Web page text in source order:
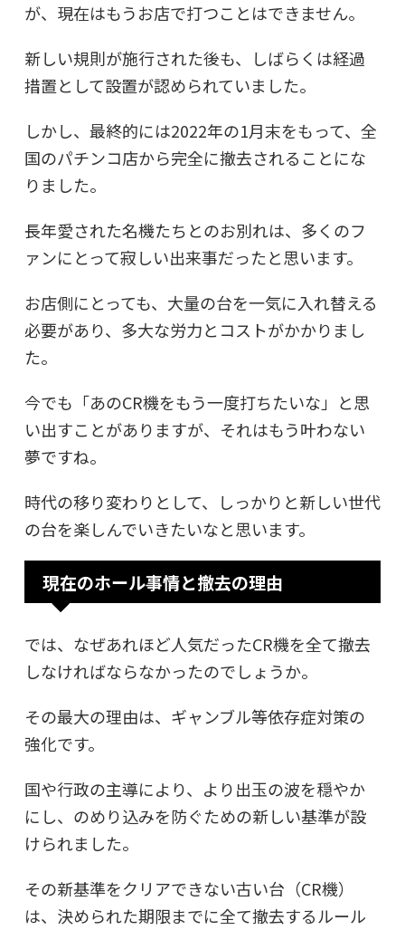
が、現在はもうお店で打つことはできません。
新しい規則が施行された後も、しばらくは経過
措置として設置が認められていました。
しかし、最終的には2022年の1月末をもって、全
国のパチンコ店から完全に撤去されることにな
りました。
長年愛された名機たちとのお別れは、多くのフ
ァンにとって寂しい出来事だったと思います。
お店側にとっても、大量の台を一気に入れ替える
必要があり、多大な労力とコストがかかりまし
た。
今でも「あのCR機をもう一度打ちたいな」と思
い出すことがありますが、それはもう叶わない
夢ですね。
時代の移り変わりとして、しっかりと新しい世代
の台を楽しんでいきたいなと思います。
現在のホール事情と撤去の理由
では、なぜあれほど人気だったCR機を全て撤去
しなければならなかったのでしょうか。
その最大の理由は、ギャンブル等依存症対策の
強化です。
国や行政の主導により、より出玉の波を穏やか
にし、のめり込みを防ぐための新しい基準が設
けられました。
その新基準をクリアできない古い台（CR機）
は、決められた期限までに全て撤去するルール